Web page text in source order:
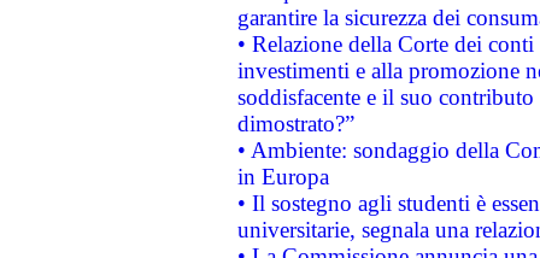
garantire la sicurezza dei
• Relazione della Corte dei
investimenti e alla promozione
soddisfacente e il suo
dimostrato?”
• Ambiente: sondaggio della
in Europa
• Il sostegno agli studenti è
universitarie, segnala una